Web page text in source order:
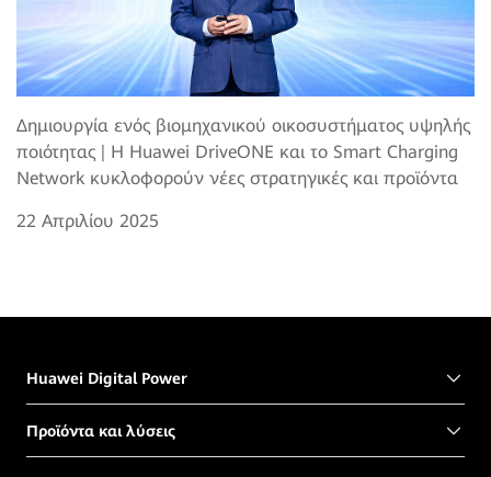
Δημιουργία ενός βιομηχανικού οικοσυστήματος υψηλής
ποιότητας | Η Huawei DriveONE και το Smart Charging
Network κυκλοφορούν νέες στρατηγικές και προϊόντα
22 Απριλίου 2025
Huawei Digital Power
Προϊόντα και λύσεις